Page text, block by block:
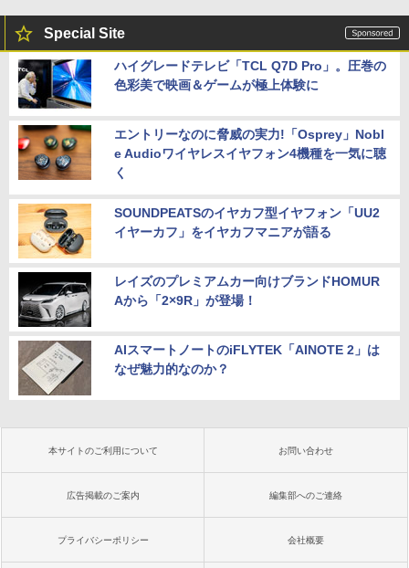
Special Site
ハイグレードテレビ「TCL Q7D Pro」。圧巻の
色彩美で映画＆ゲームが極上体験に
エントリーなのに脅威の実力!「Osprey」Nobl
e Audioワイヤレスイヤフォン4機種を一気に聴
く
SOUNDPEATSのイヤカフ型イヤフォン「UU2
イヤーカフ」をイヤカフマニアが語る
レイズのプレミアムカー向けブランドHOMUR
Aから「2×9R」が登場！
AIスマートノートのiFLYTEK「AINOTE 2」は
なぜ魅力的なのか？
本サイトのご利用について お問い合わせ
広告掲載のご案内 編集部へのご連絡
プライバシーポリシー 会社概要